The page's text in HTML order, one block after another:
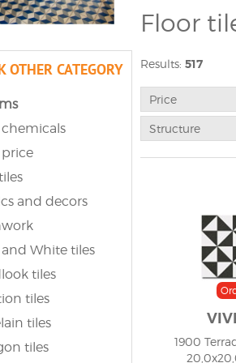
Floor
Gres tiles are
ideal for
floor will
somewhat
retro style. Last
marble but
arranging your
OTHER CATEGORY
price
and decors
White tiles
tiles
tiles
tiles
tiles
Results: 517
Price
Structure
1900